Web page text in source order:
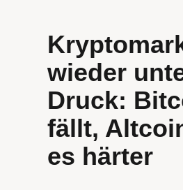
wieder
Druck:
fällt,
es härter